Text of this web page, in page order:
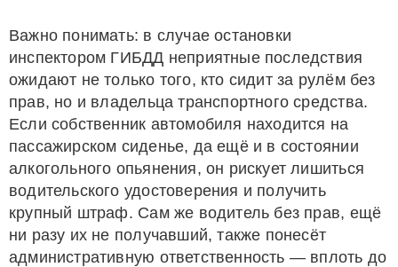
Важно понимать: в случае остановки
инспектором ГИБДД неприятные последствия
ожидают не только того, кто сидит за рулём без
прав, но и владельца транспортного средства.
Если собственник автомобиля находится на
пассажирском сиденье, да ещё и в состоянии
алкогольного опьянения, он рискует лишиться
водительского удостоверения и получить
крупный штраф. Сам же водитель без прав, ещё
ни разу их не получавший, также понесёт
административную ответственность — вплоть до